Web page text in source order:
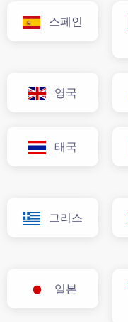
스페인
영국
태국
그리스
일본